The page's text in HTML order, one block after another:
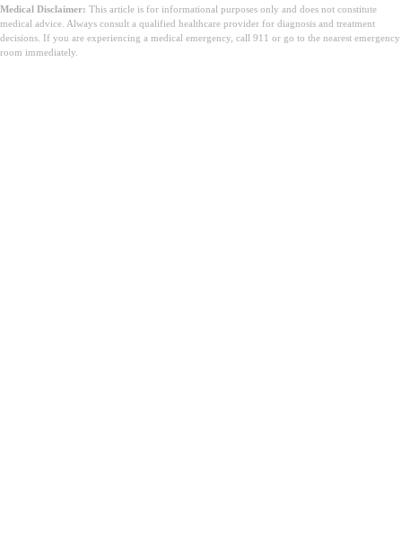
Medical Disclaimer: This article is for informational purposes only and does not constitute
medical advice. Always consult a qualified healthcare provider for diagnosis and treatment
decisions. If you are experiencing a medical emergency, call 911 or go to the nearest emergency
room immediately.